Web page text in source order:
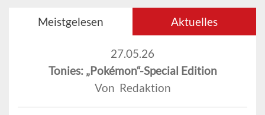
Meistgelesen Aktuelles
27.05.26
Tonies: „Pokémon“-Special Edition
Von Redaktion